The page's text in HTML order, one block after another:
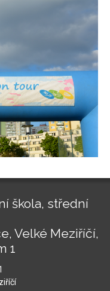
škola, střední
Velké Meziříčí,
1